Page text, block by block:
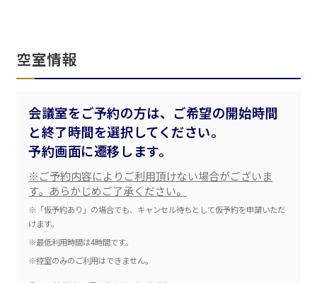
空室情報
会議室をご予約の方は、ご希望の開始時間
と終了時間を選択してください。
予約画面に遷移します。
※ご予約内容によりご利用頂けない場合がございま
す。あらかじめご了承ください。
※「仮予約あり」の場合でも、キャンセル待ちとして仮予約を申請いただ
けます。
※最低利用時間は4時間です。
※控室のみのご利用はできません。
ベルサール六本木グランドコンファレンスセンター
ベルサール六本木
ベルサール芝公園
ベルサール東京汐留コンファレンスセンター
ベルサール三田ガーデン
東京ガーデンシアター
ベルサール有明コンファレンスセンター
ベルサール羽田空港
日時
日付／開始・終了時間から選ぶ
時間単位で選ぶ
人数／レイアウト※複数選択可能